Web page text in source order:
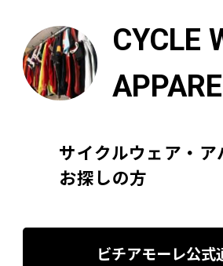
CYCLE
サイクルウェア・ア
お探しの方
ビチアモーレ公式